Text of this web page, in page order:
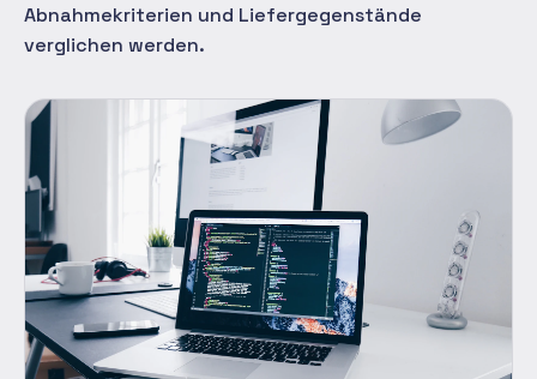
Abnahmekriterien und Liefergegenstände
verglichen werden.